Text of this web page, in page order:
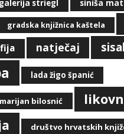
striegl siniša
gradska knjižnica kaštela
natječaj
lada žigo španić
bilosnić
društvo hrvatskih